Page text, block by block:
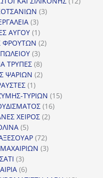
33
33
προϊόντα
ΑΥΓΟΥ 11
προϊόν
ΦΡΟΥΤΩΝ 22
33
προϊόντα
ΤΡΥΠΕΣ 88
προϊόντα
ΨΑΡΙΩΝ 22
11
προϊόν
ΤΥΡΙΩΝ 1515
1616
ΧΕΙΡΟΣ 22
55
προϊόντα
7272
προϊόντα
33
33
προϊόντα
66